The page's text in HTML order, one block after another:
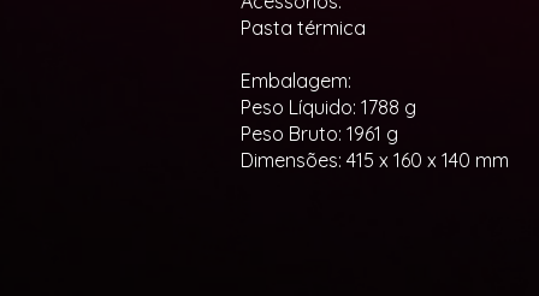
Pasta térmica
Embalagem:
Peso Líquido: 1788 g
Peso Bruto: 1961 g
Dimensões: 415 x 160 x 140 mm